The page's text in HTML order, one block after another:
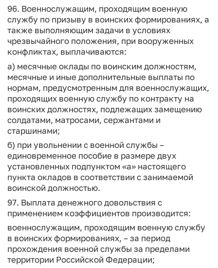
96. Военнослужащим, проходящим военную
службу по призыву в воинских формированиях, а
также выполняющим задачи в условиях
чрезвычайного положения, при вооруженных
конфликтах, выплачиваются:
а) месячные оклады по воинским должностям,
месячные и иные дополнительные выплаты по
нормам, предусмотренным для военнослужащих,
проходящих военную службу по контракту на
воинских должностях, подлежащих замещению
солдатами, матросами, сержантами и
старшинами;
б) при увольнении с военной службы –
единовременное пособие в размере двух
установленных подпунктом «а» настоящего
пункта окладов в соответствии с занимаемой
воинской должностью.
97. Выплата денежного довольствия с
применением коэффициентов производится:
военнослужащим, проходящим военную службу
в воинских формированиях, – за период
прохождения военной службы за пределами
территории Российской Федерации;